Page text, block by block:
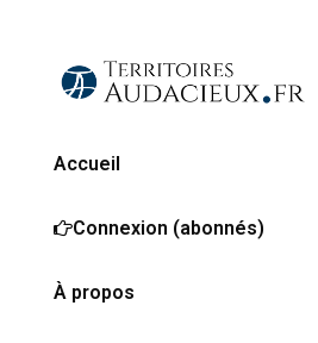
Accueil
Connexion (abonnés)
À propos